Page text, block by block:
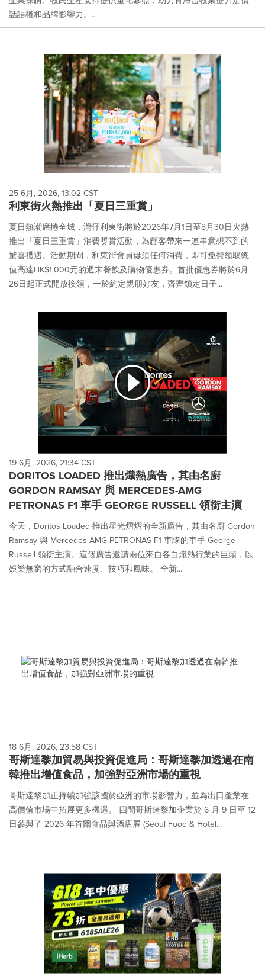
話語權和品牌影響力。...
25 6月, 2026, 13:02 CST
利東街火熱推出「夏日三重賞」
夏日熱潮席捲全城，灣仔利東街將於2026年7月1日至8月30日火熱
推出「夏日三重賞」消費獎賞活動，為顧客帶來一連串意想不到的
驚喜禮遇。活動期間，利東街會員毋須任何消費，即可免費領取總
值高達HK$1,000元的週末餐飲及購物優惠券。首批優惠券將於6月
26日起正式開放換領，一於約定親朋好友，齊齊鎖定日子...
19 6月, 2026, 21:34 CST
DORITOS LOADED 推出熾熱廣告，其由名廚
GORDON RAMSAY 與 MERCEDES-AMG
PETRONAS F1 車手 GEORGE RUSSELL 領銜主演
今天，Doritos Loaded 推出星光熠熠的全新廣告，其由名廚 Gordon
Ramsay 與 Mercedes-AMG PETRONAS F1 車隊的車手 George
Russell 領銜主演。這個廣告邀請兩位來自各自熾熱行業的巨頭，以
娛樂無窮的方式融合速度、技巧和風味。 全新...
18 6月, 2026, 23:58 CST
哥斯達黎加貿易與投資促進局：哥斯達黎加透過在南
韓推出增值食品，加強對亞洲市場的重視
哥斯達黎加正持續加強該國於亞洲的市場影響力，並為出口產業在
高價值市場中拓展更多機遇。 四間哥斯達黎加企業於 6 月 9 日至 12
日參與了 2026 年首爾食品與酒店展 (Seoul Food & Hotel...